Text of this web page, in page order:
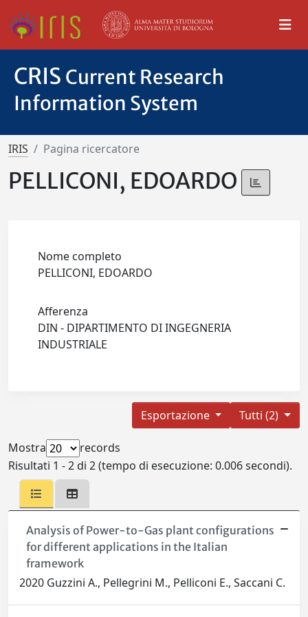
CRIS Current Research
Information System
IRIS Pagina ricercatore
PELLICONI, EDOARDO
Nome completo
PELLICONI, EDOARDO
Afferenza
DIN - DIPARTIMENTO DI INGEGNERIA
INDUSTRIALE
Tutti (2)
Esportazione
Mostra
records
Risultati 1 - 2 di 2 (tempo di esecuzione: 0.006 secondi).
Analysis of Power-to-Gas plant configurations
for different applications in the Italian
framework
2020 Guzzini A., Pellegrini M., Pelliconi E., Saccani C.